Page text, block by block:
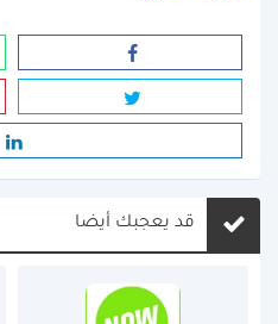
قد يعجبك أيضا